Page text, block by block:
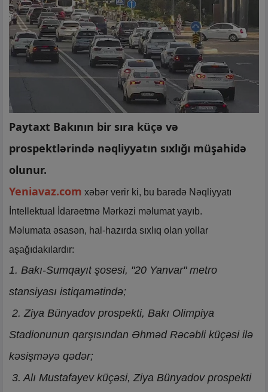
Paytaxt Bakının bir sıra küçə və
prospektlərində nəqliyyatın sıxlığı müşahidə
olunur.
Yeniavaz.com xəbər verir ki, bu barədə Nəqliyyatı
İntellektual İdarəetmə Mərkəzi məlumat yayıb.
Məlumata əsasən, hal-hazırda sıxlıq olan yollar
aşağıdakılardır:
1. Bakı-Sumqayıt şosesi, "20 Yanvar" metro
stansiyası istiqamətində;
2. Ziya Bünyadov prospekti, Bakı Olimpiya
Stadionunun qarşısından Əhməd Rəcəbli küçəsi ilə
kəsişməyə qədər;
3. Alı Mustafayev küçəsi, Ziya Bünyadov prospekti